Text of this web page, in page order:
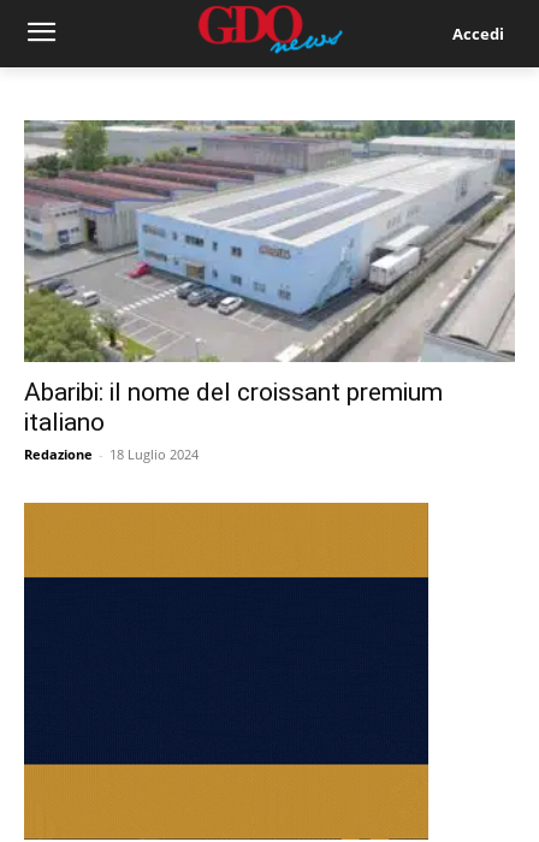
Accedi
Abaribi: il nome del croissant premium
italiano
Redazione - 18 Luglio 2024